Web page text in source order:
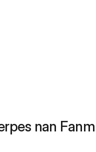
nan Fanm